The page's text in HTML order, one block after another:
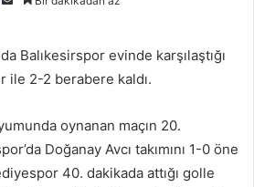
göndermek
Balıkesirspor evinde karşılaştığı
ile 2-2 berabere kaldı.
oynanan maçın 20.
Doğanay Avcı takımını 1-0 öne
40. dakikada attığı golle